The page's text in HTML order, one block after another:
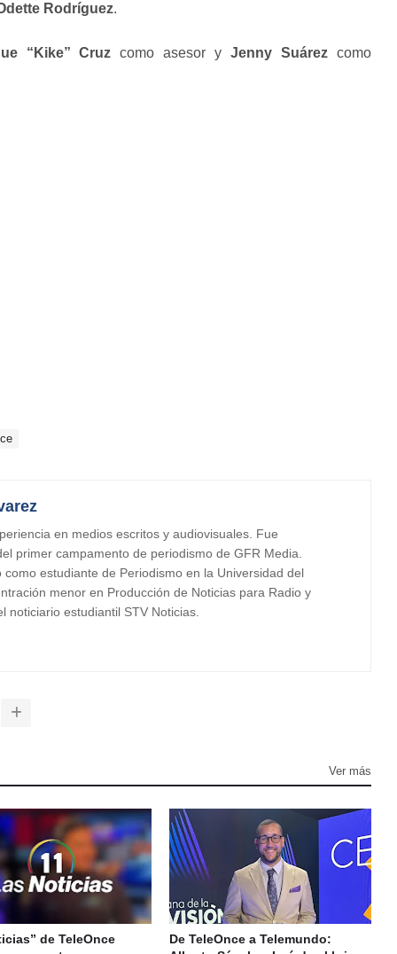
Rodríguez.
“Kike” Cruz como asesor yJenny Suárez como
en medios escritos y audiovisuales. Fue
primer campamento de periodismo de GFR Media.
estudiante de Periodismo en la Universidad del
menor en Producción de Noticias para Radio y
noticiario estudiantil STV Noticias.
Ver más
de TeleOnce
De TeleOnce a Telemundo: